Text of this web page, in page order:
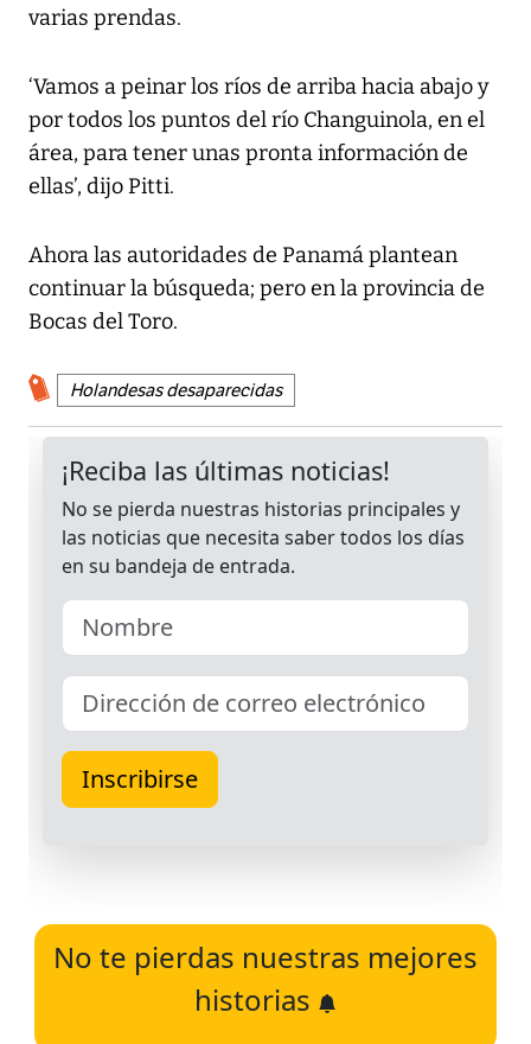
varias prendas.
‘Vamos a peinar los ríos de arriba hacia abajo y
por todos los puntos del río Changuinola, en el
área, para tener unas pronta información de
ellas’, dijo Pitti.
Ahora las autoridades de Panamá plantean
continuar la búsqueda; pero en la provincia de
Bocas del Toro.
Holandesas desaparecidas
No te pierdas nuestras mejores
historias